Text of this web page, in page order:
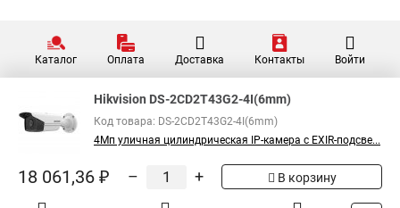
Каталог Оплата Доставка Контакты Войти
Hikvision DS-2CD2T43G2-4I(6mm)
Код товара: DS-2CD2T43G2-4I(6mm)
4Мп уличная цилиндрическая IP-камера с EXIR-подсве...
18 061,36 ₽ – + В корзину